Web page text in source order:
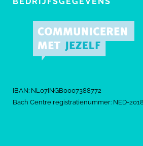
IBAN: NL07INGB0007388772
Bach Centre registratienummer: NED-